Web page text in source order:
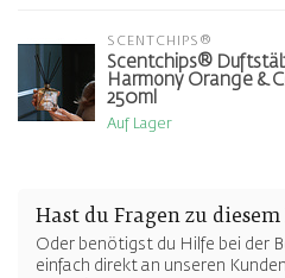
SCENTCHIPS®
Scentchips®
Harmony Orange &
250ml
Auf Lager
Hast du Fragen zu diesem
Oder benötigst du Hilfe bei der
einfach direkt an unseren